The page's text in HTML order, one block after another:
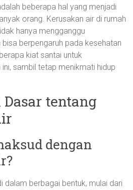
beberapa hal yang menjadi
orang. Kerusakan air di rumah
hanya mengganggu
berpengaruh pada kesehatan
kiat santai untuk
sambil tetap menikmati hidup
tentang
dengan
dalam berbagai bentuk, mulai dari